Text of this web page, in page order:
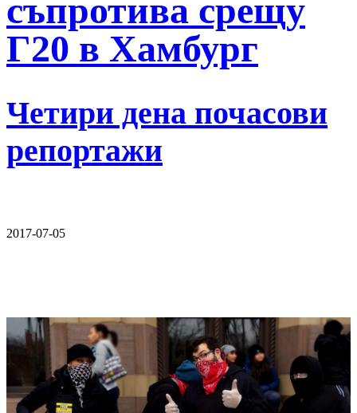
съпротива срещу
Г20 в Хамбург
Четири дена почасови
репортажи
2017-07-05